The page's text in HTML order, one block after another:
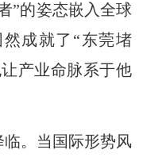
”的姿态嵌入全球
成就了“东莞堵
产业命脉系于他
。当国际形势风